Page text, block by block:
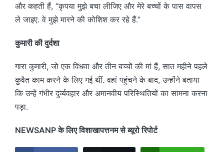
और कहती हैं, “कृपया मुझे बचा लीजिए और मेरे बच्चों के पास वापस
ले जाइए. वे मुझे मारने की कोशिश कर रहे हैं.”
कुमारी की दुर्दशा
गारा कुमारी, जो एक विधवा और तीन बच्चों की मां हैं, सात महीने पहले
कुवैत काम करने के लिए गई थीं. वहां पहुंचने के बाद, उन्होंने बताया
कि उन्हें गंभीर दुर्व्यवहार और अमानवीय परिस्थितियों का सामना करना
पड़ा.
NEWSANP के लिए विशाखापत्तनम से ब्यूरो रिपोर्ट